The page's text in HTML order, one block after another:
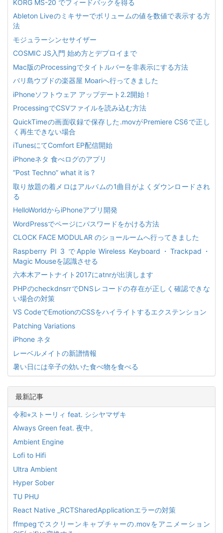
KORG MS-20 でフィードバックを得る
Ableton Liveのミキサーでボリュームの値を数値で表示する方
法
モジュラーシンセサイザー
COSMIC JS入門 始め方とデプロイまで
Mac版のProcessingでタイトルバーを非表示にする方法
バリ島ウブドの楽器屋 Moariへ行ってきました
iPhoneソフトウェア アップデート2.2開始！
ProcessingでCSVファイルを読み込む方法
QuickTimeの画面収録で保存した.movがPremiere CS6で正し
く再生できない場合
iTunesにてComfort EP配信開始
iPhoneネタ 食べログのアプリ
”Post Techno” what it is ?
取り放題の着メロはアルバムの1曲目がよくダウンロードされ
る
HelloWorldからiPhoneアプリ開発
WordPressでページにパスワードをかける方法
CLOCK FACE MODULAR のショールームへ行ってきました
Raspberry PI 3 でApple Wireless Keyboard・Trackpad・
Magic Mouseを認識させる
六本木アートナイト2017にatnrが出演します
PHPのcheckdnsrrでDNSレコードの存在が正しく確認できな
い場合の対策
VS CodeでEmotionのCSSをハイライトするエクステンション
Patching Variations
iPhone ネタ
レーベルメイトの新譜情報
暑い日には辛子の効いた食べ物を食べる
最新記事
令和⭐︎ストーリィ feat. シシヤマザキ
Always Green feat. 夜中。
Ambient Engine
Lofi to Hifi
Ultra Ambient
Hyper Sober
TU PHU
React Native _RCTSharedApplicationエラーの対策
ffmpegでスクリーンキャプチャーの.movをアニメーション